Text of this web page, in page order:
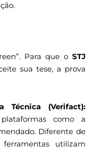
Para que o STJ
sua tese, a prova
Técnica (Verifact):
como a
Diferente de
utilizam